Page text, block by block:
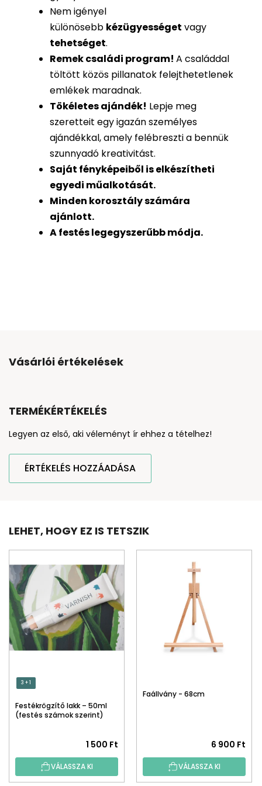
Nem igényel
különösebb kézügyességet vagy
tehetséget.
Remek családi program! A családdal
töltött közös pillanatok felejthetetlenek
emlékek maradnak.
Tökéletes ajándék! Lepje meg
szeretteit egy igazán személyes
ajándékkal, amely felébreszti a bennük
szunnyadó kreativitást.
Saját fényképeiből iselkészítheti
egyedi műalkotását.
Minden korosztály számára
ajánlott.
A festés legegyszerűbb módja.
Vásárlói értékelések
TERMÉKÉRTÉKELÉS
Legyen az első, aki véleményt ír ehhez a tételhez!
ÉRTÉKELÉS HOZZÁADÁSA
LEHET, HOGY EZ IS TETSZIK
3 + 1
Festékrögzítő lakk – 50ml
(festés számok szerint)
1 500 Ft
VÁLASSZA KI
Faállvány - 68cm
6 900 Ft
VÁLASSZA KI